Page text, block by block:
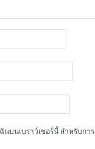
บนเบราว์เซอร์นี้ สำหรับกา